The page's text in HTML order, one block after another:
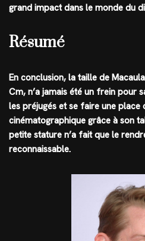
grand impact dans le monde du
Résumé
En conclusion, la taille de
Cm, n’a jamais été un frein pour
les préjugés et se faire une place
cinématographique grâce à son
petite stature n’a fait que le
reconnaissable.